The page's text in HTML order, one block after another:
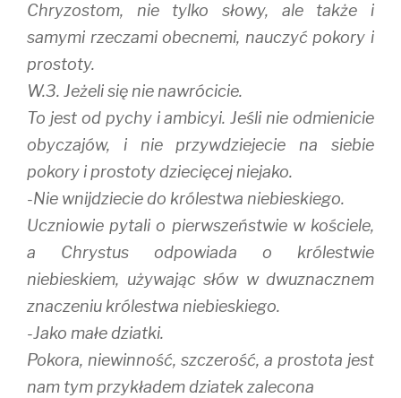
Chryzostom, nie tylko słowy, ale także i
samymi rzeczami obecnemi, nauczyć pokory i
prostoty.
W.3. Jeżeli się nie nawrócicie.
To jest od pychy i ambicyi. Jeśli nie odmienicie
obyczajów, i nie przywdziejecie na siebie
pokory i prostoty dziecięcej niejako.
-Nie wnijdziecie do królestwa niebieskiego.
Uczniowie pytali o pierwszeństwie w kościele,
a Chrystus odpowiada o królestwie
niebieskiem, używając słów w dwuznacznem
znaczeniu królestwa niebieskiego.
-Jako małe dziatki.
Pokora, niewinność, szczerość, a prostota jest
nam tym przykładem dziatek zalecona